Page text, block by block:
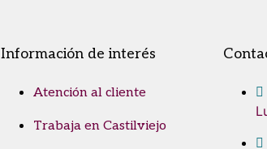
Información de interés
Atención al cliente
Trabaja en Castilviejo